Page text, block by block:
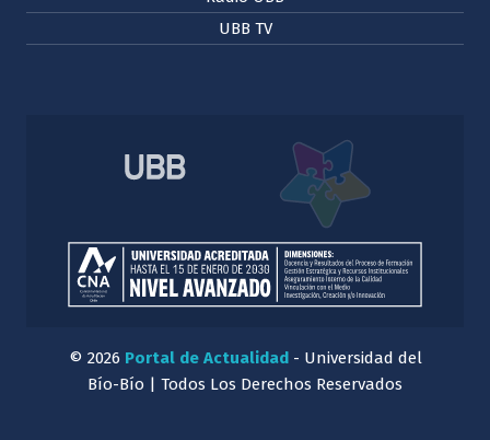
UBB TV
© 2026 Portal de Actualidad- Universidad del
Bío-Bío | Todos Los Derechos Reservados